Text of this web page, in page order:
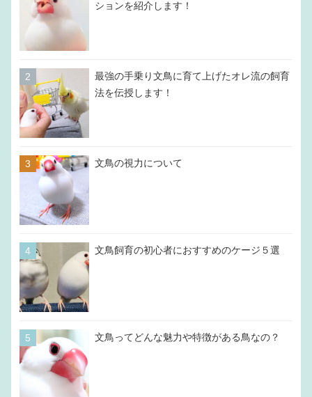
ションを紹介します！
最強の手乗り文鳥に育て上げたオレ流の飼育
法を伝授します！
文鳥の視力について
文鳥飼育の初心者におすすめのケージ５選
文鳥ってどんな魅力や特徴がある鳥なの？